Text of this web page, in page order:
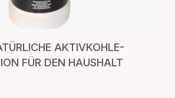
IN DEN WARENKORB
AKTIVKOHLE-
FÜR DEN HAUSHALT